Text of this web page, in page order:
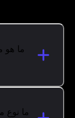
ما هو
ما نوع